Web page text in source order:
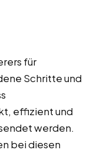
für
Schritte und
effizient und
werden.
bei diesen